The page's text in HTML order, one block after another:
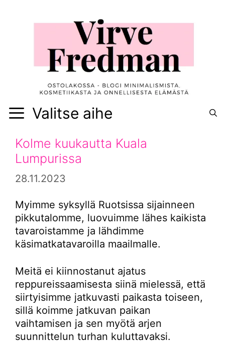
Valitse aihe
Kolme kuukautta Kuala
Lumpurissa
28.11.2023
Myimme syksyllä Ruotsissa sijainneen
pikkutalomme, luovuimme lähes kaikista
tavaroistamme ja lähdimme
käsimatkatavaroilla maailmalle.
Meitä ei kiinnostanut ajatus
reppureissaamisesta siinä mielessä, että
siirtyisimme jatkuvasti paikasta toiseen,
sillä koimme jatkuvan paikan
vaihtamisen ja sen myötä arjen
suunnittelun turhan kuluttavaksi.